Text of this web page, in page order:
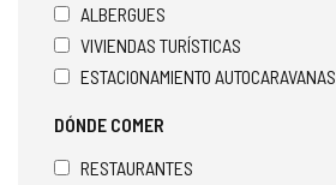
ALBERGUES
VIVIENDAS TURÍSTICAS
ESTACIONAMIENTO AUTOCARAVANAS
DÓNDE COMER
RESTAURANTES